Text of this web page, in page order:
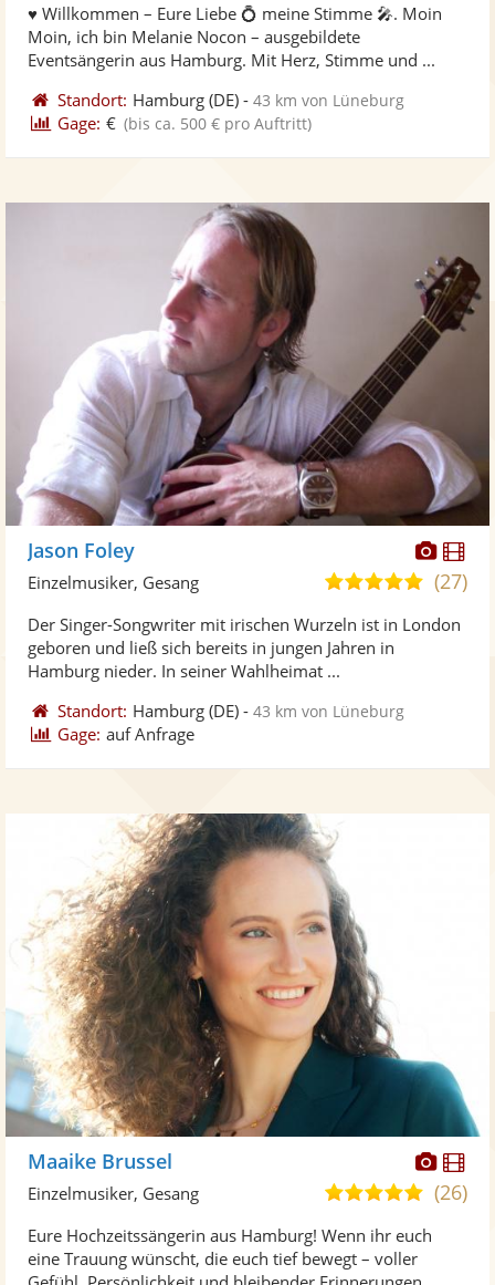
Fotos
5
♥️ Willkommen – Eure Liebe 💍 meine Stimme 🎤. Moin
Moin, ich bin Melanie Nocon – ausgebildete
Eventsängerin aus Hamburg. Mit Herz, Stimme und ...
Standort: Hamburg (DE) -43 km von Lüneburg
Gage: € (bis ca. 500 € pro Auftritt)
Fotos
Jason Foley
5,0
5
(27)
Einzelmusiker, Gesang
Der Singer-Songwriter mit irischen Wurzeln ist in London
geboren und ließ sich bereits in jungen Jahren in
Hamburg nieder. In seiner Wahlheimat ...
Standort: Hamburg (DE) -43 km von Lüneburg
Gage: auf Anfrage
Maaike Brussel
5,0
5
(26)
Einzelmusiker, Gesang
Eure Hochzeitssängerin aus Hamburg! Wenn ihr euch
eine Trauung wünscht, die euch tief bewegt – voller